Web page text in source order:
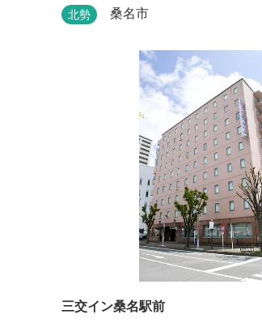
北勢 桑名市
三交イン桑名駅前